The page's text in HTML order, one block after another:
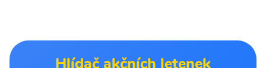
Hlídač akčních letenek